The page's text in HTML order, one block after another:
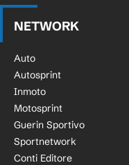
NETWORK
Auto
Autosprint
Inmoto
Motosprint
Guerin Sportivo
Sportnetwork
Conti Editore